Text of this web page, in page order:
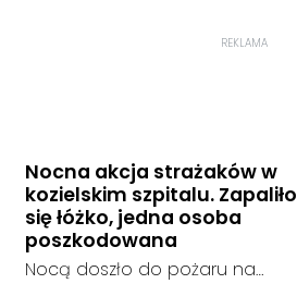
REKLAMA
Nocna akcja strażaków w
kozielskim szpitalu. Zapaliło
się łóżko, jedna osoba
poszkodowana
Nocą doszło do pożaru na